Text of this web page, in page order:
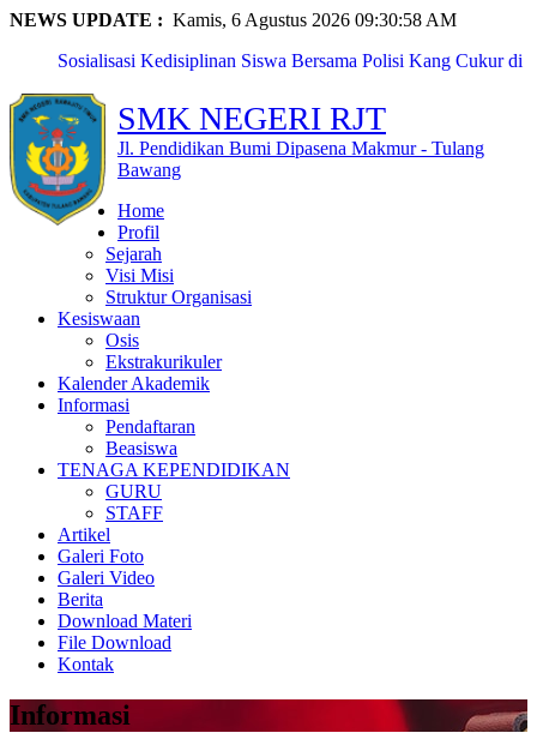
NEWS UPDATE :
Sosialisasi Kedisiplinan Siswa Bersama Polisi Kang Cukur di
SMKN Rawajitu Timur Laksanakan Kegiatan Classmeet dan
Lomba ...
SMKN Rawajitu Timur Peringati Hari Guru Nasional dengan
Upac...
Eka Nur Maya Sari, Siswi SMKN Rawajitu Timur, Raih
Pengharga...
Naila Anzalika Azzahra, Siswi SMKN Rawajitu Timur, Raih
Pres...
SMKN Rawajitu Timur Borong Prestasi Gemilang di Pentas
PAI T...
SMKN Rawajitu Timur Peringati Maulid Nabi: Teladani
Akhlak N...
Kunjungan Pembinaan PTK oleh Pendamping Satuan
Pendidikan Pr...
Fitria Kusuma Agustin, Siswi SMKN Rawajitu Timur,
Terpilih s...
PERKEMAHAN PRAMUKA LANJUTAN MPLS SMKN
RAWAJITU TIMUR TAHUN 2...
Kamis, 6 Agustus 2026 09:30:58 AM
SMK NEGERI RJT
Jl. Pendidikan Bumi Dipasena Makmur - Tulang
Bawang
Home
Profil
Sejarah
Visi Misi
Struktur Organisasi
Kesiswaan
Osis
Ekstrakurikuler
Kalender Akademik
Informasi
Pendaftaran
Beasiswa
TENAGA KEPENDIDIKAN
GURU
STAFF
Artikel
Galeri Foto
Galeri Video
Berita
Download Materi
File Download
Kontak
Informasi